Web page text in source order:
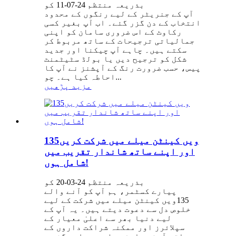
بذریعہ منتظم 24-07-11 کو
آپ کے جنریٹر کے لیے رنگوں کے محدود
انتخاب کے دن گزر گئے۔ اب آپ بغیر کسی
رکاوٹ کے اس ضروری سامان کو اپنی
جمالیاتی ترجیحات کے ساتھ مربوط کر
سکتے ہیں۔ چاہے آپ چیکنا اور جدید
شکل کو ترجیح دیں یا بولڈ سٹیٹمنٹ
پیس، حسب ضرورت رنگ کے آپشنز نے آپ کا
احاطہ کیا ہے۔ چو...
مزید پڑھیں
135ویں کینٹن میلے میں شرکت کریں
اور اپنے ساتھ شاندار تقریب میں
شامل ہوں!
بذریعہ منتظم 24-03-20 کو
پیارے کسٹمر، ہم آپ کو آنے والے
135ویں کینٹن میلے میں شرکت کے لیے
خلوص دل سے دعوت دیتے ہیں۔ یہ آپ کے
لیے دنیا بھر سے اعلیٰ معیار کے
سپلائرز اور ممکنہ شراکت داروں کے